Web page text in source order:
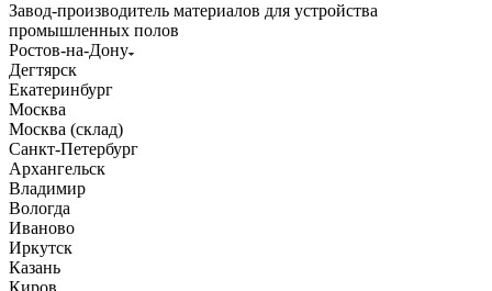
Завод-производитель материалов для устройства
промышленных полов
Ростов-на-Дону
Дегтярск
Екатеринбург
Москва
Москва (склад)
Санкт-Петербург
Архангельск
Владимир
Вологда
Иваново
Иркутск
Казань
Киров